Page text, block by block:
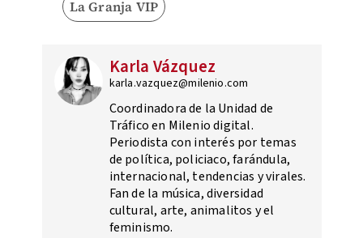
La Granja VIP
Karla Vázquez
karla.vazquez@milenio.com
Coordinadora de la Unidad de
Tráfico en Milenio digital.
Periodista con interés por temas
de política, policiaco, farándula,
internacional, tendencias y virales.
Fan de la música, diversidad
cultural, arte, animalitos y el
feminismo.